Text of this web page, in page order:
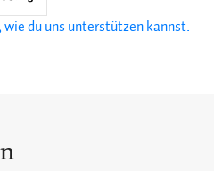
wie du uns unterstützen kannst.